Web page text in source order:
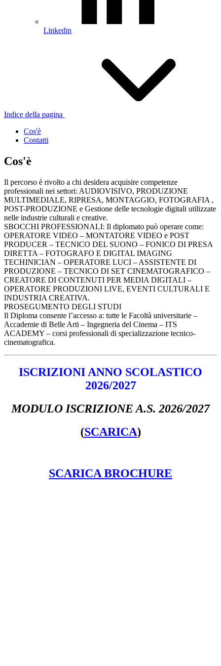
Linkedin
Indice della pagina
Cos'è
Contatti
Cos'è
Il percorso è rivolto a chi desidera acquisire competenze
professionali nei settori: AUDIOVISIVO, PRODUZIONE
MULTIMEDIALE, RIPRESA, MONTAGGIO, FOTOGRAFIA ,
POST-PRODUZIONE e Gestione delle tecnologie digitali utilizzate
nelle industrie culturali e creative.
SBOCCHI PROFESSIONALI: Il diplomato può operare come:
OPERATORE VIDEO – MONTATORE VIDEO e POST
PRODUCER – TECNICO DEL SUONO – FONICO DI PRESA
DIRETTA – FOTOGRAFO E DIGITAL IMAGING
TECHINICIAN – OPERATORE LUCI – ASSISTENTE DI
PRODUZIONE – TECNICO DI SET CINEMATOGRAFICO –
CREATORE DI CONTENUTI PER MEDIA DIGITALI –
OPERATORE PRODUZIONI LIVE, EVENTI CULTURALI E
INDUSTRIA CREATIVA.
PROSEGUMENTO DEGLI STUDI
Il Diploma consente l’accesso a: tutte le Facoltà universitarie –
Accademie di Belle Arti – Ingegneria del Cinema – ITS
ACADEMY – corsi professionali di specializzazione tecnico-
cinematografica.
ISCRIZIONI ANNO SCOLASTICO
2026/2027
MODULO ISCRIZIONE A.S. 2026/2027
(SCARICA)
SCARICA BROCHURE